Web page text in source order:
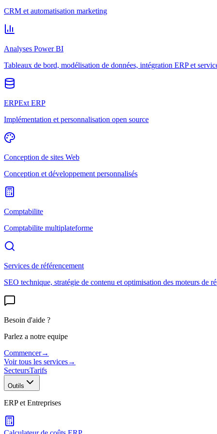
CRM et automatisation marketing
Analyses Power BI
Tableaux de bord, modélisation de données, intégration ERP et
ERPExt ERP
Implémentation et personnalisation open source
Conception de sites Web
Conception et développement personnalisés
Comptabilite
Comptabilite multiplateforme
Services de référencement
SEO technique, stratégie de contenu et optimisation des moteurs de
Besoin d'aide ?
Parlez a notre equipe
Commencer→
Voir tous les services→
SecteursTarifs
Outils
ERP et Entreprises